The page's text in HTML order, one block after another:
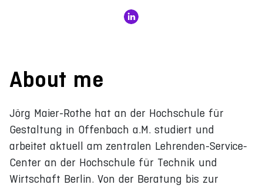
About me
Jörg Maier-Rothe hat an der Hochschule für
Gestaltung in Offenbach a.M. studiert und
arbeitet aktuell am zentralen Lehrenden-Service-
Center an der Hochschule für Technik und
Wirtschaft Berlin. Von der Beratung bis zur